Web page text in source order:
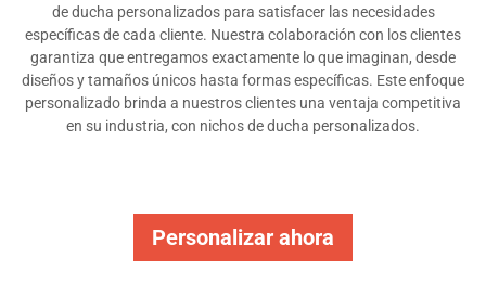
de ducha personalizados para satisfacer las necesidades
específicas de cada cliente. Nuestra colaboración con los clientes
garantiza que entregamos exactamente lo que imaginan, desde
diseños y tamaños únicos hasta formas específicas. Este enfoque
personalizado brinda a nuestros clientes una ventaja competitiva
en su industria, con nichos de ducha personalizados.
Personalizar ahora